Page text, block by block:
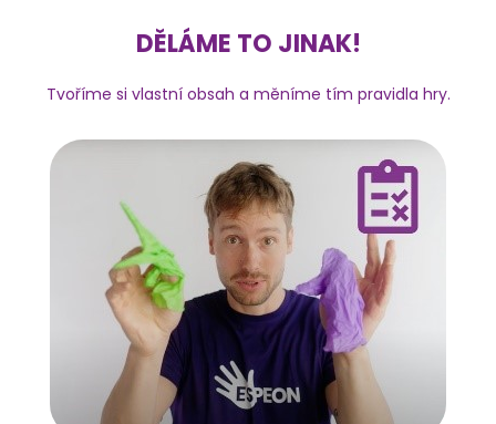
DĚLÁME TO JINAK!
Tvoříme si vlastní obsah a měníme tím pravidla hry.